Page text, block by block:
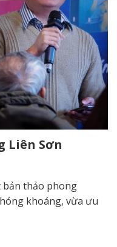
Liên Sơn
bản thảo phong
khoáng, vừa ưu